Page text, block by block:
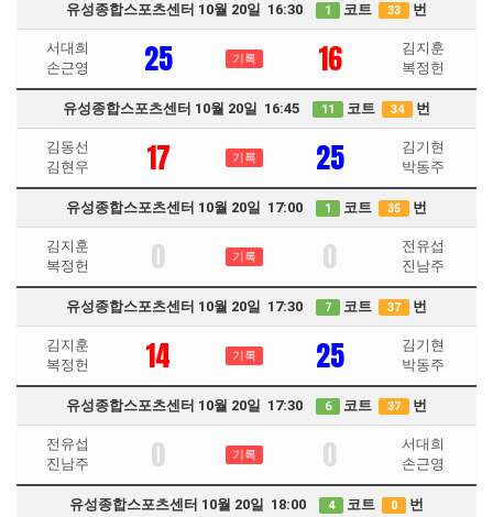
유성종합스포츠센터 10월 20일 16:30 1 코트 33 번
서대희
손근영
25 기록 16
김지훈
복정헌
유성종합스포츠센터 10월 20일 16:45 11 코트 34 번
김동선
김현우
17 기록 25
김기현
박동주
유성종합스포츠센터 10월 20일 17:00 1 코트 35 번
김지훈
복정헌
0 기록 0
전유섭
진남주
유성종합스포츠센터 10월 20일 17:30 7 코트 37 번
김지훈
복정헌
14 기록 25
김기현
박동주
유성종합스포츠센터 10월 20일 17:30 6 코트 37 번
전유섭
진남주
0 기록 0
서대희
손근영
유성종합스포츠센터 10월 20일 18:00 4 코트 0 번